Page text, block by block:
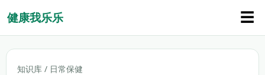
健康我乐乐 ☰
知识库 / 日常保健